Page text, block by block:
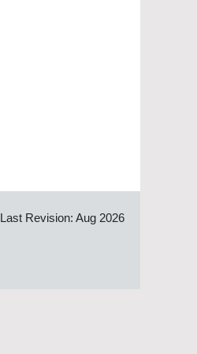
Last Revision: Aug 2026